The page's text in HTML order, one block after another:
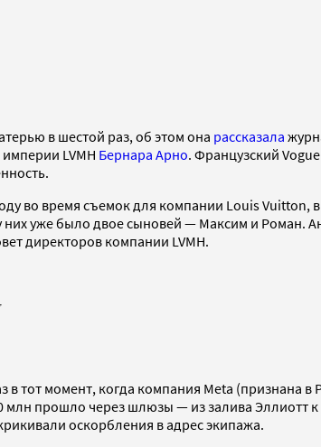
в шестой раз, об этом она рассказала
LVMH Бернара Арно. Французский
во время съемок для компании Louis Vuitton,
них уже было двое сыновей — Максим и
директоров компании LVMH.
в тот момент, когда компания Meta (признана
млн прошло через шлюзы — из залива Эллиотт
оскорбления в адрес экипажа.